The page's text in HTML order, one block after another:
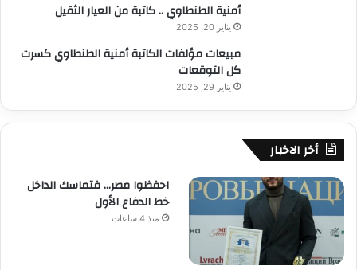
أمنية الطنطاوي .. كاتبة من العيار الثقيل
يناير 20, 2025
مبيعات مؤلفات الكاتبة أمنية الطنطاوي كسرت
كل التوقعات
يناير 29, 2025
أخر الاخبار
احفظوا مصر… فتماسك الداخل
خط الدفاع الأول
منذ 4 ساعات